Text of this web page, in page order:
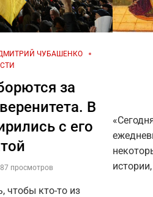
ЧУБАШЕНКО
за
В
с его
просмотров
чтобы кто-то из